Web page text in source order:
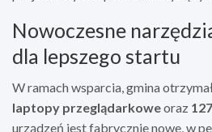
Nowoczesne
dla lepszego startu
W ramach wsparcia, gmina
laptopy przeglądarkoweoraz
urządzeń jest fabrycznie nowe, w